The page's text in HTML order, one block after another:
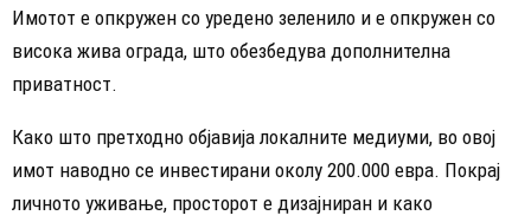
Имотот е опкружен со уредено зеленило и е опкружен со
висока жива ограда, што обезбедува дополнителна
приватност.
Како што претходно објавија локалните медиуми, во овој
имот наводно се инвестирани околу 200.000 евра. Покрај
личното уживање, просторот е дизајниран и како